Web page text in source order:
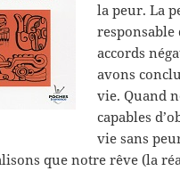
la peur. La
responsable
accords
avons
vie. Quand
capables
vie sans
que notre rêve (la